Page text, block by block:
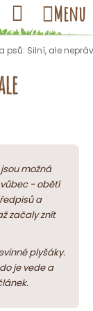
Přihlášení
Nákupní
košík
Menu
psů: Silní, ale
možná
- obětí
a
začaly znít
plyšáky.
je vede a